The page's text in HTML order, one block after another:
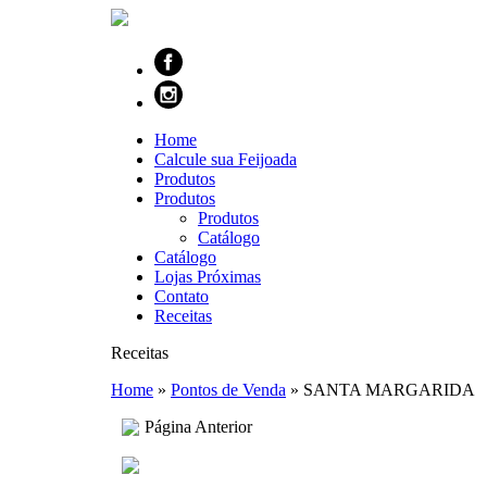
Home
Calcule sua Feijoada
Produtos
Produtos
Produtos
Catálogo
Catálogo
Lojas Próximas
Contato
Receitas
Receitas
Home » Pontos de Venda » SANTA MARGARIDA
Página Anterior